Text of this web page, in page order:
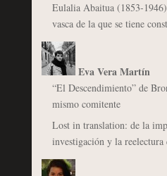
Eulalia Abaitua (1853-
vasca de la que se tiene
Eva Vera Martín
“El Descendimiento” de
mismo comitente
Lost in translation: de la
investigación y la reelectura